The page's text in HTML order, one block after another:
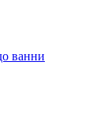
ванни